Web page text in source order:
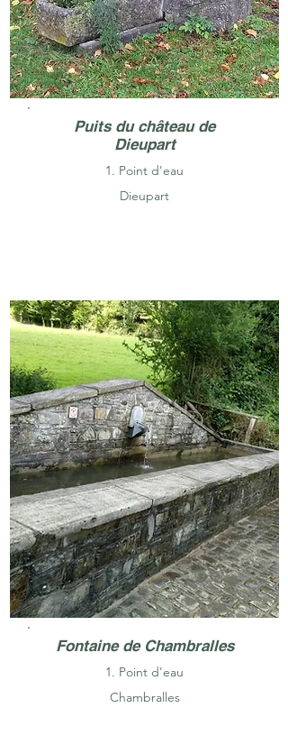
Puits du château de
Dieupart
1. Point d'eau
Dieupart
Fontaine de Chambralles
1. Point d'eau
Chambralles